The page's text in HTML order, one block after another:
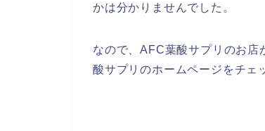
かは分かりませんでした。
なので、AFC葉酸サプリのお
酸サプリのホームページをチェ